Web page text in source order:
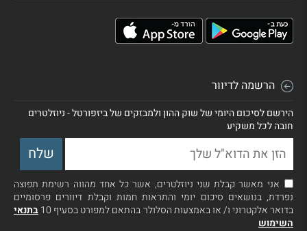
הרשמה לדיוור
הירשם לסיכום היומי של שוק ההון ולמבזקים של ביזפורטל - ניוזלטרים
חובה לכל משקיע
אני מאשר קבלת שני ניוזלטרים, אשר כל אחד מהווה רשימת תפוצה
נפרדת, בנושאים סיכום יומי והתראות חמות וקבלת דיוורים פרסומיים
בדואר אלקטרוני ו/ או באמצעות הסלולר בהתאם למפורט בסעיף 10
בתנאי
השימוש